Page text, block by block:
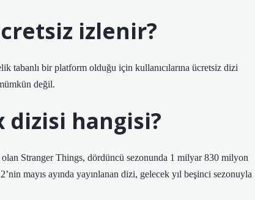
izlenir?
bir platform olduğu için kullanıcılarına ücretsiz dizi
değil.
dizisi hangisi?
Stranger Things, dördüncü sezonunda 1 milyar 830 milyon
mayıs ayında yayınlanan dizi, gelecek yıl beşinci sezonuyla